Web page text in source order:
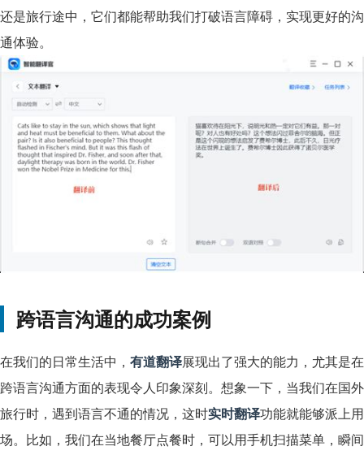
还是旅行途中，它们都能帮助我们打破语言障碍，实现更好的沟
通体验。
跨语言沟通的成功案例
在我们的日常生活中， 有道翻译展现出了强大的能力，尤其是在
跨语言沟通方面的表现令人印象深刻。想象一下，当我们在国外
旅行时，遇到语言不通的情况，这时实时翻译功能就能够派上用
场。比如，我们在当地餐厅点餐时，可以用手机扫描菜单，瞬间